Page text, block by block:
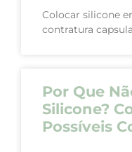
Colocar silicone
contratura
Por Que
Silicone?
Possíveis